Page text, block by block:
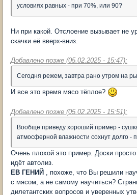
условиях равных - при 70%, или 90?
Ни при какой. Отслоение вызывает не
скачки её вверх-вниз.
Добавлено позже (05.02.2025 - 15:47):
Сегодня режем, завтра рано утром на
И все это время мясо тёплое?
Добавлено позже (05.02.2025 - 15:51):
Вообще приведу хороший пример -
атмосферной влажности сохнут долго -
Очень плохой это пример. Доски
идёт автолиз.
ЕВ ГЕНИЙ , похоже, что Вы решили
с мясом, а не самому научиться?
дилетантских вопросов и уверенных